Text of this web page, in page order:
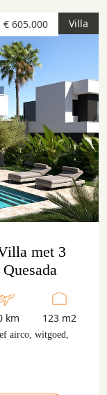
Villa
€ 605.000
met 3
km 123 m2
airco, witgoed,